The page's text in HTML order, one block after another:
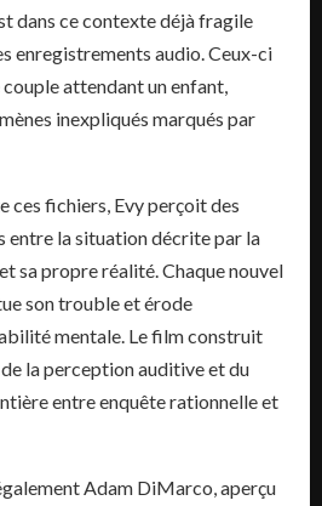
dans ce contexte déjà fragile
enregistrements audio. Ceux-ci
attendant un enfant,
inexpliqués marqués par
ces fichiers, Evy perçoit des
la situation décrite par la
sa propre réalité. Chaque nouvel
son trouble et érode
mentale. Le film construit
la perception auditive et du
entre enquête rationnelle et
Adam DiMarco, aperçu